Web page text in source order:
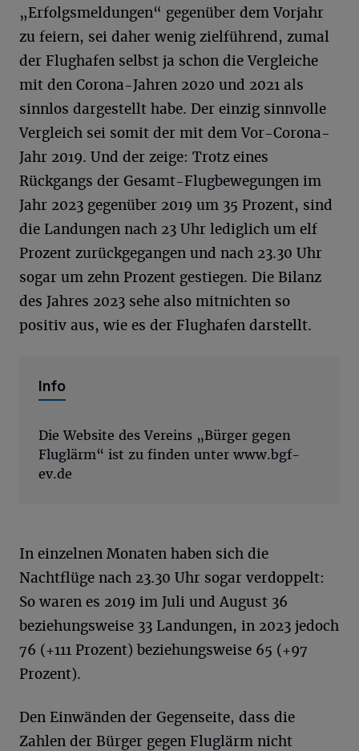
„Erfolgsmeldungen“ gegenüber dem Vorjahr
zu feiern, sei daher wenig zielführend, zumal
der Flughafen selbst ja schon die Vergleiche
mit den Corona-Jahren 2020 und 2021 als
sinnlos dargestellt habe. Der einzig sinnvolle
Vergleich sei somit der mit dem Vor-Corona-
Jahr 2019. Und der zeige: Trotz eines
Rückgangs der Gesamt-Flugbewegungen im
Jahr 2023 gegenüber 2019 um 35 Prozent, sind
die Landungen nach 23 Uhr lediglich um elf
Prozent zurückgegangen und nach 23.30 Uhr
sogar um zehn Prozent gestiegen. Die Bilanz
des Jahres 2023 sehe also mitnichten so
positiv aus, wie es der Flughafen darstellt.
Info
Die Website des Vereins „Bürger gegen
Fluglärm“ ist zu finden unter www.bgf-
ev.de
In einzelnen Monaten haben sich die
Nachtflüge nach 23.30 Uhr sogar verdoppelt:
So waren es 2019 im Juli und August 36
beziehungsweise 33 Landungen, in 2023 jedoch
76 (+111 Prozent) beziehungsweise 65 (+97
Prozent).
Den Einwänden der Gegenseite, dass die
Zahlen der Bürger gegen Fluglärm nicht